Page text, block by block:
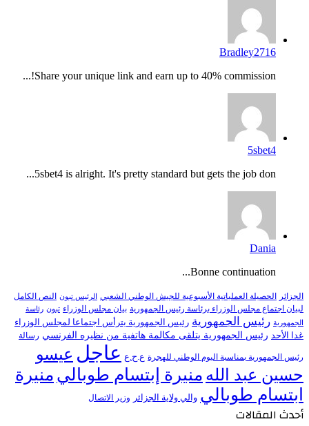
Bradley2716
Share your unique link and earn up to 40% commission!...
5sbet4
5sbet4 is alright. It's pretty standard but gets the job don...
Dania
Bonne continuation...
الجزائر الحصيلة العملياتية الأسبوعية للجيش الوطني الشعبي الرئيس تبون النص الكامل
لبيان اجتماع مجلس الوزراء برئاسة رئيس الجمهورية بيان مجلس الوزراء تبون رئاسة
الجمهورية رئيس الجمهورية رئيس الجمهورية يترأس اجتماعا لمجلس الوزراء
غدا الأحد رئيس الجمهورية يتلقى مكالمة هاتفية من نظيره الفرنسي رسالة
رئيس الجمهورية بمناسبة اليوم الوطني للهجرة ع.ح.ع عاجل عيسو
حسين عبد الله منيرة إبتسام طوبالي منيرة
ابتسام طوبالي والي ولاية الجزائر وزير الاتصال
أحدث المقالات